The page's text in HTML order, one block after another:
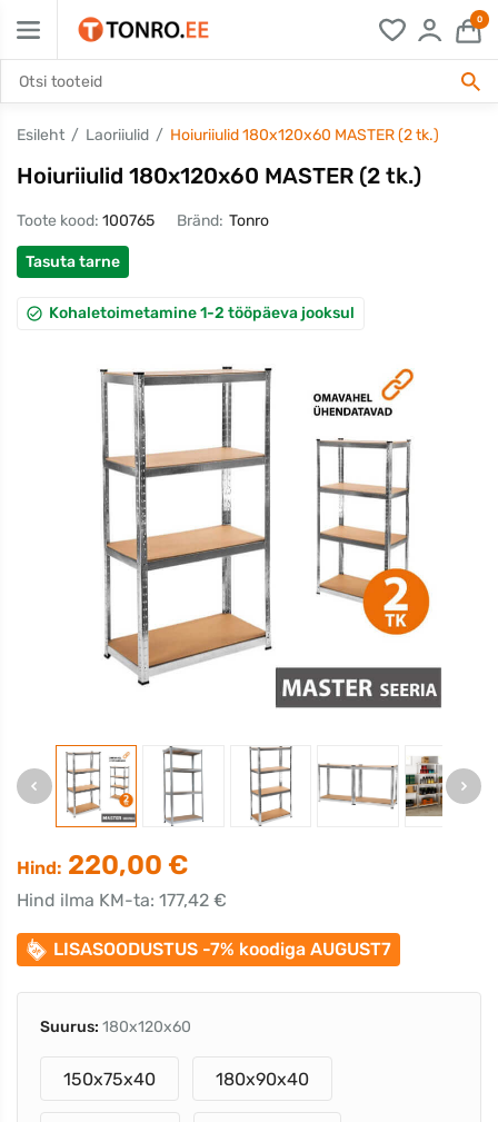
0
Esileht Laoriiulid Hoiuriiulid 180x120x60 MASTER (2 tk.)
Hoiuriiulid 180x120x60 MASTER (2 tk.)
Toote kood: 100765 Bränd: Tonro
Tasuta tarne
Kohaletoimetamine 1-2 tööpäeva jooksul
Hind: 220,00 €
Hind ilma KM-ta: 177,42 €
LISASOODUSTUS -7% koodiga AUGUST7
Suurus: 180x120x60
150x75x40 180x90x40